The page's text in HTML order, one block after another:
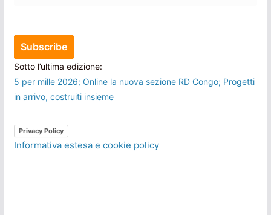
Sotto l’ultima edizione:
5 per mille 2026; Online la nuova sezione RD Congo; Progetti
in arrivo, costruiti insieme
Privacy Policy
Informativa estesa e cookie policy